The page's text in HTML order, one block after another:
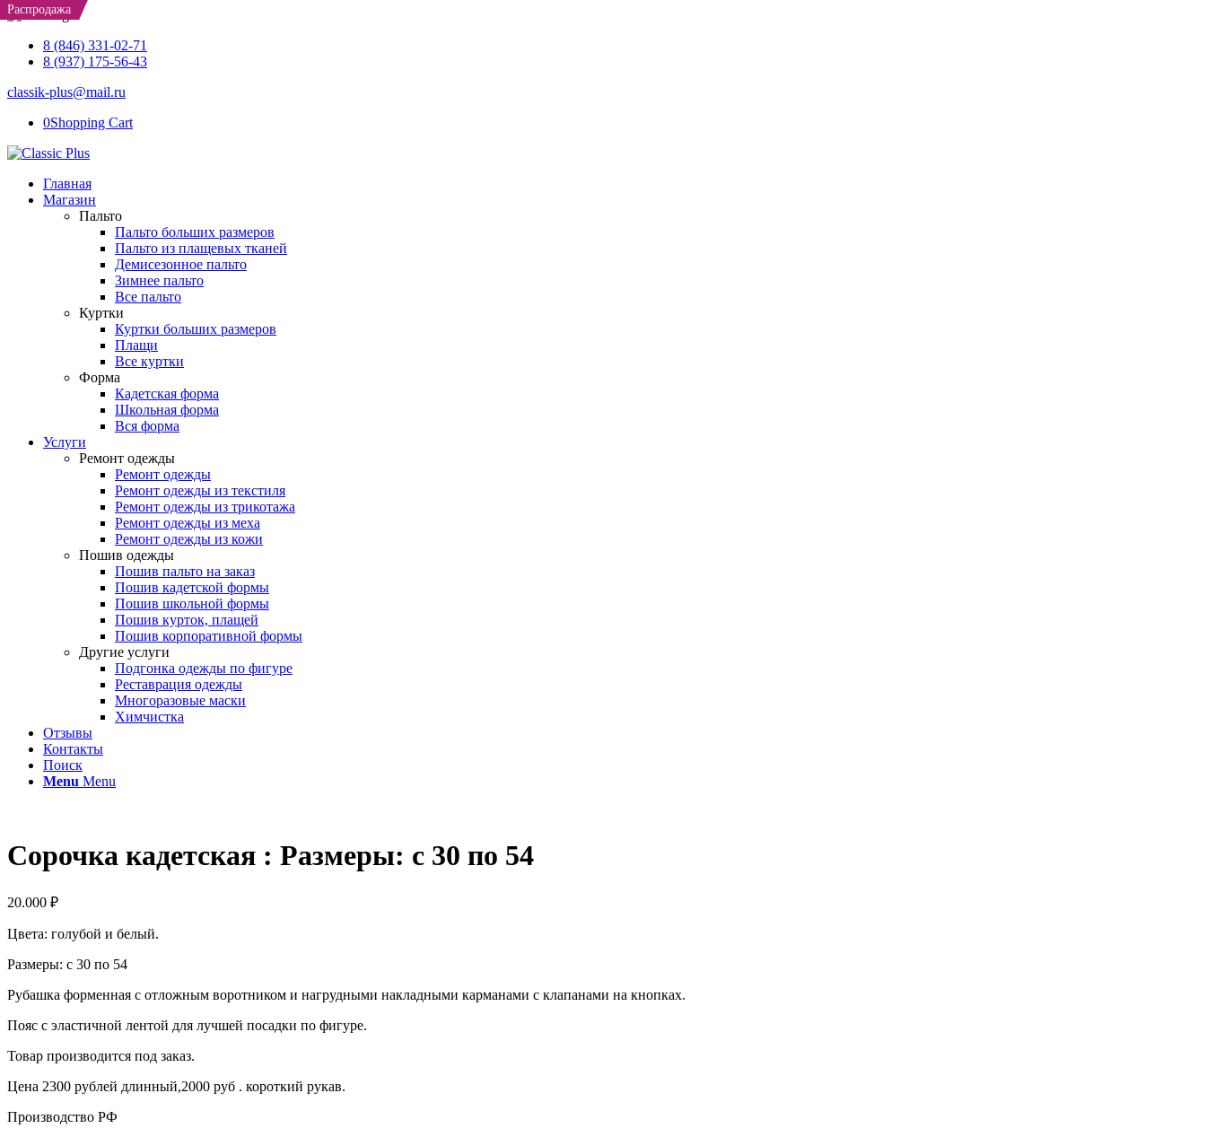
8 (846) 331-02-71
8 (937) 175-56-43
classik-plus@mail.ru
0Shopping Cart
Главная
Магазин
Пальто
Пальто больших размеров
Пальто из плащевых тканей
Демисезонное пальто
Зимнее пальто
Все пальто
Куртки
Куртки больших размеров
Плащи
Все куртки
Форма
Кадетская форма
Школьная форма
Вся форма
Услуги
Ремонт одежды
Ремонт одежды
Ремонт одежды из текстиля
Ремонт одежды из трикотажа
Ремонт одежды из меха
Ремонт одежды из кожи
Пошив одежды
Пошив пальто на заказ
Пошив кадетской формы
Пошив школьной формы
Пошив курток, плащей
Пошив корпоративной формы
Другие услуги
Подгонка одежды по фигуре
Реставрация одежды
Многоразовые маски
Химчистка
Отзывы
Контакты
Поиск
Menu Menu
Сорочка кадетская : Размеры: с 30 по 54
20.000 ₽
Цвета: голубой и белый.
Размеры: с 30 по 54
Рубашка форменная с отложным воротником и нагрудными накладными карманами с клапанами на кнопках.
Пояс с эластичной лентой для лучшей посадки по фигуре.
Товар производится под заказ.
Цена 2300 рублей длинный,2000 руб . короткий рукав.
Производство РФ
Распродажа
Распродажа